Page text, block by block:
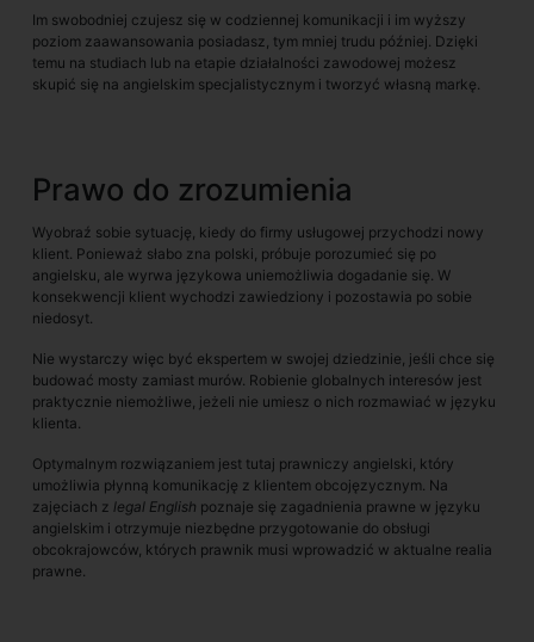
Im swobodniej czujesz się w codziennej komunikacji i im wyższy
poziom zaawansowania posiadasz, tym mniej trudu później. Dzięki
temu na studiach lub na etapie działalności zawodowej możesz
skupić się na angielskim specjalistycznym i tworzyć własną markę.
Prawo do zrozumienia
Wyobraź sobie sytuację, kiedy do firmy usługowej przychodzi nowy
klient. Ponieważ słabo zna polski, próbuje porozumieć się po
angielsku, ale wyrwa językowa uniemożliwia dogadanie się. W
konsekwencji klient wychodzi zawiedziony i pozostawia po sobie
niedosyt.
Nie wystarczy więc być ekspertem w swojej dziedzinie, jeśli chce się
budować mosty zamiast murów. Robienie globalnych interesów jest
praktycznie niemożliwe, jeżeli nie umiesz o nich rozmawiać w języku
klienta.
Optymalnym rozwiązaniem jest tutaj prawniczy angielski, który
umożliwia płynną komunikację z klientem obcojęzycznym. Na
zajęciach z legal English poznaje się zagadnienia prawne w języku
angielskim i otrzymuje niezbędne przygotowanie do obsługi
obcokrajowców, których prawnik musi wprowadzić w aktualne realia
prawne.